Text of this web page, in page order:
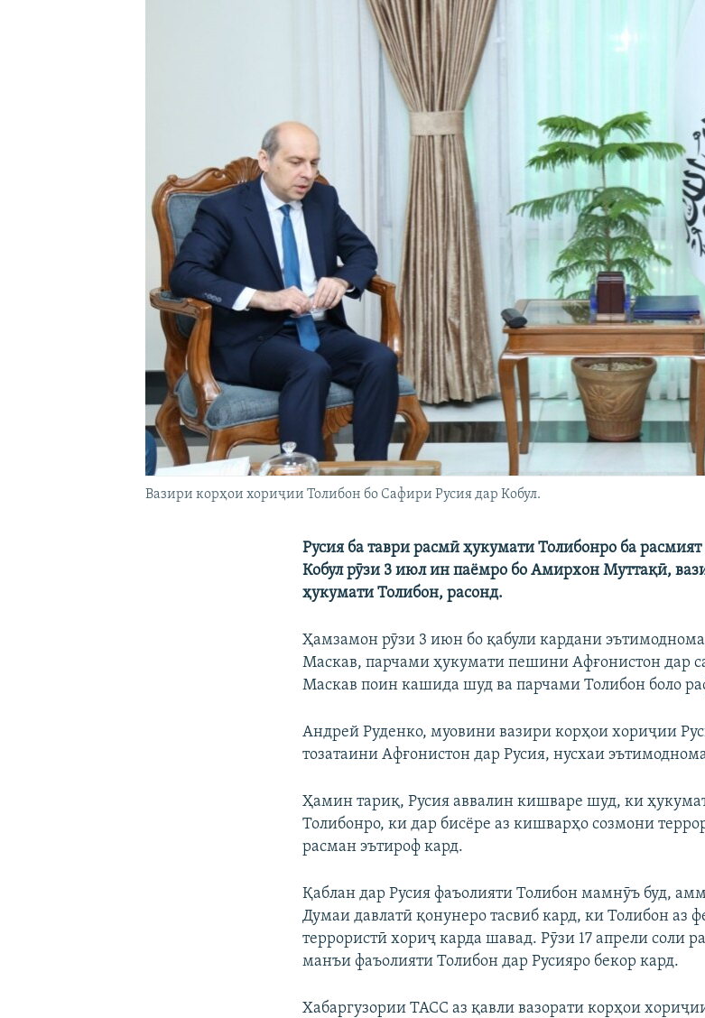
Вазири корҳои хориҷии Толибон бо Сафири Русия дар Кобул.
Русия ба таври расмӣ ҳукумати Толибонро ба
Кобул рӯзи 3 июл ин паёмро бо Амирхон Муттақӣ,
ҳукумати Толибон, расонд.
Ҳамзамон рӯзи 3 июн бо қабули кардани
Маскав, парчами ҳукумати пешини Афғонистон дар
Маскав поин кашида шуд ва парчами Толибон боло
Андрей Руденко, муовини вазири корҳои хориҷии
тозатаини Афғонистон дар Русия, нусхаи
Ҳамин тариқ, Русия аввалин кишваре шуд, ки
Толибонро, ки дар бисёре аз кишварҳо созмони
расман эътироф кард.
Қаблан дар Русия фаъолияти Толибон мамнӯъ буд,
Думаи давлатӣ қонунеро тасвиб кард, ки Толибон аз
террористӣ хориҷ карда шавад. Рӯзи 17 апрели соли
манъи фаъолияти Толибон дар Русияро бекор кард.
Хабаргузории ТАСС аз қавли вазорати корҳои